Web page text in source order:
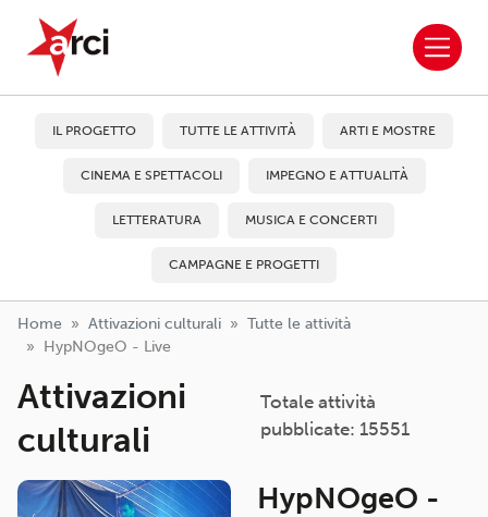
Salta al contenuto principale
ARCI APS
IL PROGETTO TUTTE LE ATTIVITÀ ARTI E MOSTRE
CINEMA E SPETTACOLI IMPEGNO E ATTUALITÀ
LETTERATURA MUSICA E CONCERTI
CAMPAGNE E PROGETTI
Home Attivazioni culturali
Tutte le attività
HypNOgeO - Live
Attivazioni
culturali
Totale attività
pubblicate: 15551
HypNOgeO -